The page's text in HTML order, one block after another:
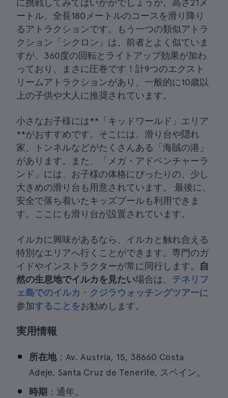
に挑戦してみてはいかがでしょうか。高さ21メ
ートル、全長180メートルのコースを滑り降り
るアトラクションです。もう一つの類似アトラ
クション「シクロン」は、前者とよく似ていま
すが、360度の回転とライトアップ効果が加わ
っており、まさに圧巻です！計9つのエクスト
リームアトラクションがあり、一般的に10歳以
上の子供や大人に推奨されています。
小さなお子様には**「キッドワールド」エリア
**がおすすめです。そこには、滑り台や隠れ
家、トンネルなどがたくさんある「海賊の港」
があります。また、「メガ・アドベンチャーラ
ンド」には、お子様の体格にぴったりの、少し
大きめの滑り台も用意されています。 最後に、
安全で落ち着いたキッズプールも利用できま
す。ここにも滑り台が設置されています。
イルカに興味があるなら、イルカと触れ合える
特別なエリアへ行くことができます。専門のガ
イドやインストラクターが常に同行します。 自
然の生息地でイルカを見たい場合は、 テネリフ
ェ島でのイルカ・クジラウォッチングツアーに
参加することをお勧めします。
実用情報
所在地：Av. Austria, 15, 38660 Costa
Adeje, Santa Cruz de Tenerife, スペイン。
時期 ：通年。